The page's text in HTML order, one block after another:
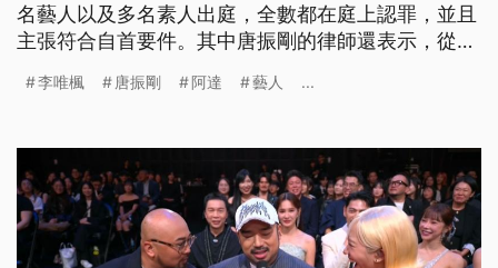
名藝人以及多名素人出庭，全數都在庭上認罪，並且
主張符合自首要件。其中唐振剛的律師還表示，從唐
師則以藝人沒前科、熱心公益，來爭取緩刑機會。而
李唯楓 唐振剛 阿達 藝人 ...